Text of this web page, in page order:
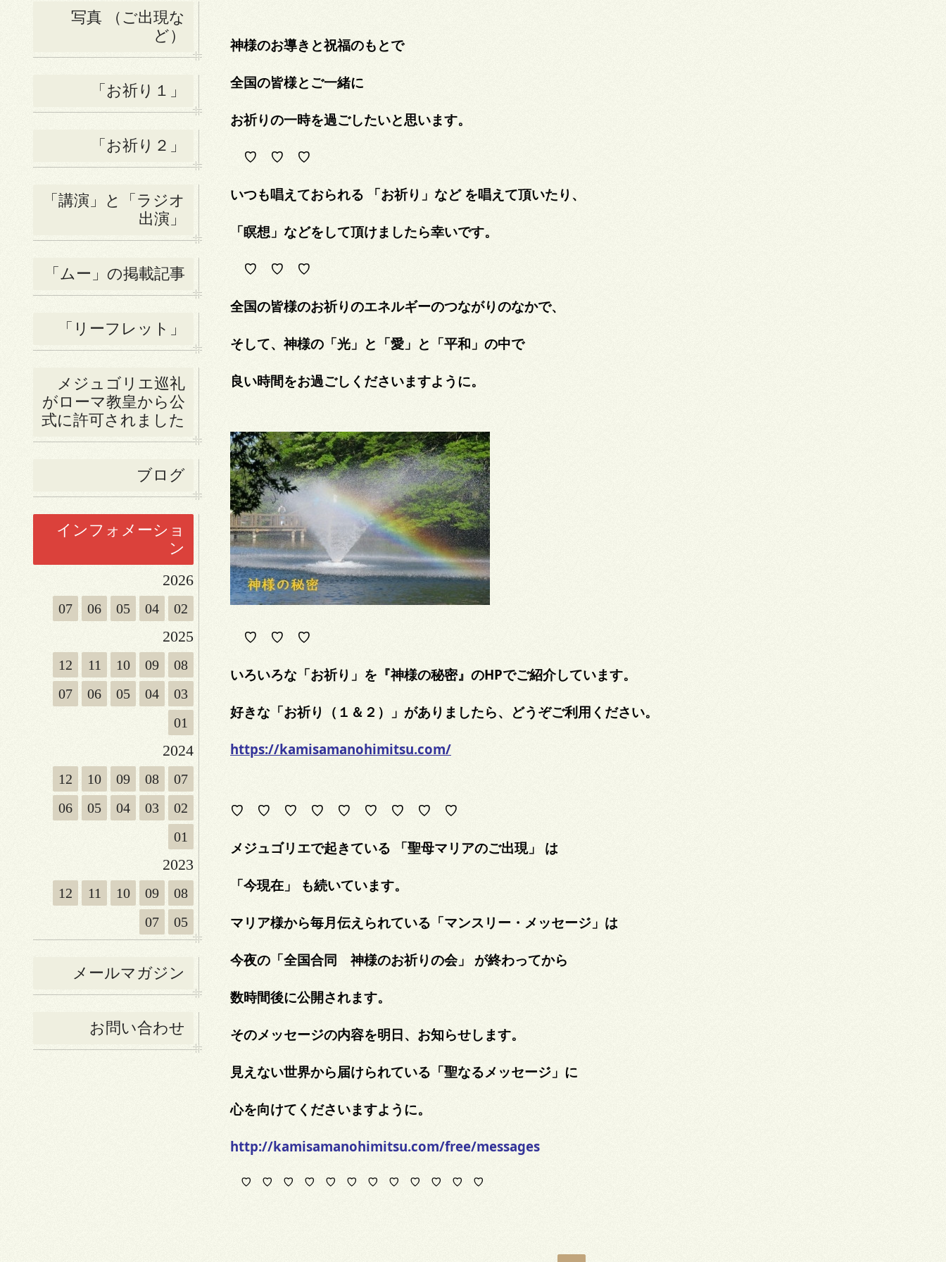
写真 （ご出現な
ど）
「お祈り１」
「お祈り２」
「講演」と「ラジオ
出演」
「ムー」の掲載記事
「リーフレット」
メジュゴリエ巡礼
がローマ教皇から公
式に許可されました
ブログ
インフォメーショ
ン
2026
07 06 05 04 02
2025
12 11 10 09
08
07
06 05 04
03
01
2024
12 10 09 08
07
06
05 04 03
02
01
2023
12 11 10 09
08
07
05
メールマガジン
お問い合わせ
神様のお導きと祝福のもとで
全国の皆様とご一緒に
お祈りの一時を過ごしたいと思います。
♡ ♡ ♡
いつも唱えておられる 「お祈り」など を唱えて頂いたり、
「瞑想」などをして頂けましたら幸いです。
♡ ♡ ♡
全国の皆様のお祈りのエネルギーのつながりのなかで、
そして、神様の「光」と「愛」と「平和」の中で
良い時間をお過ごしくださいますように。
♡ ♡ ♡
いろいろな「お祈り」を『神様の秘密』のHPでご紹介しています。
好きな「お祈り（１＆２）」がありましたら、どうぞご利用ください。
https://kamisamanohimitsu.com/
♡ ♡ ♡ ♡ ♡ ♡ ♡ ♡ ♡
メジュゴリエで起きている 「聖母マリアのご出現」 は
「今現在」 も続いています。
マリア様から毎月伝えられている「マンスリー・メッセージ」は
今夜の「全国合同 神様のお祈りの会」 が終わってから
数時間後に公開されます。
そのメッセージの内容を明日、お知らせします。
見えない世界から届けられている「聖なるメッセージ」に
心を向けてくださいますように。
http://kamisamanohimitsu.com/free/messages
♡ ♡ ♡ ♡ ♡ ♡ ♡ ♡ ♡ ♡ ♡ ♡